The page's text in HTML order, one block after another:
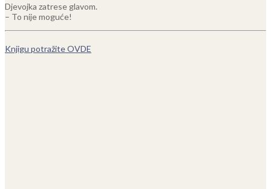
Djevojka zatrese glavom.
– To nije moguće!
Knjigu potražite OVDE